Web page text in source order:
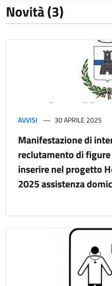
Novità (3)
AVVISI 30 APRILE 2025
Manifestazione di
reclutamento di
inserire nel progetto
2025 assistenza